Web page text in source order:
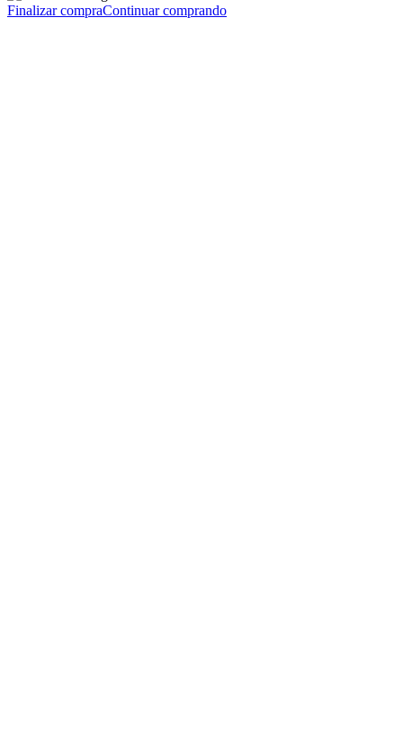
Finalizar compraContinuar comprando